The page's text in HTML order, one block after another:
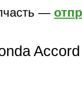
—